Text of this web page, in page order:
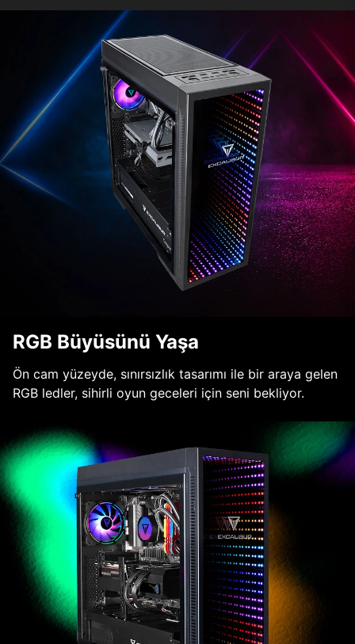
RGB Büyüsünü Yaşa
Ön cam yüzeyde, sınırsızlık tasarımı ile bir araya gelen
RGB ledler, sihirli oyun geceleri için seni bekliyor.